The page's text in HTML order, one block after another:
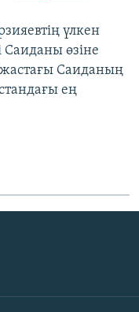
үлкен
өзіне
Саиданың
ең